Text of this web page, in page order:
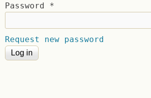
Password *
Request new password